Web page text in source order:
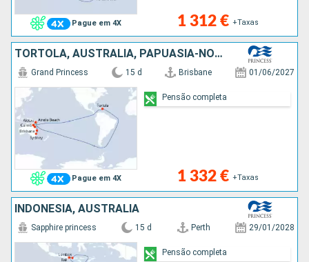
Pague em 4X 1 312 € +Taxas
TORTOLA, AUSTRALIA, PAPUASIA-NOVA GUINÃ
Pague em 4X
Grand Princess 15 d Brisbane 01/06/2027
1 332 € +Taxas
Pensão completa
INDONÉSIA, AUSTRALIA
Sapphire princess 15 d Perth 29/01/2028
Pensão completa